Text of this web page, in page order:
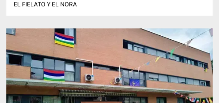
EL FIELATO Y EL NORA